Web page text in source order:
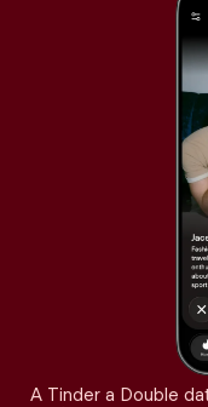
A Tinder a Double